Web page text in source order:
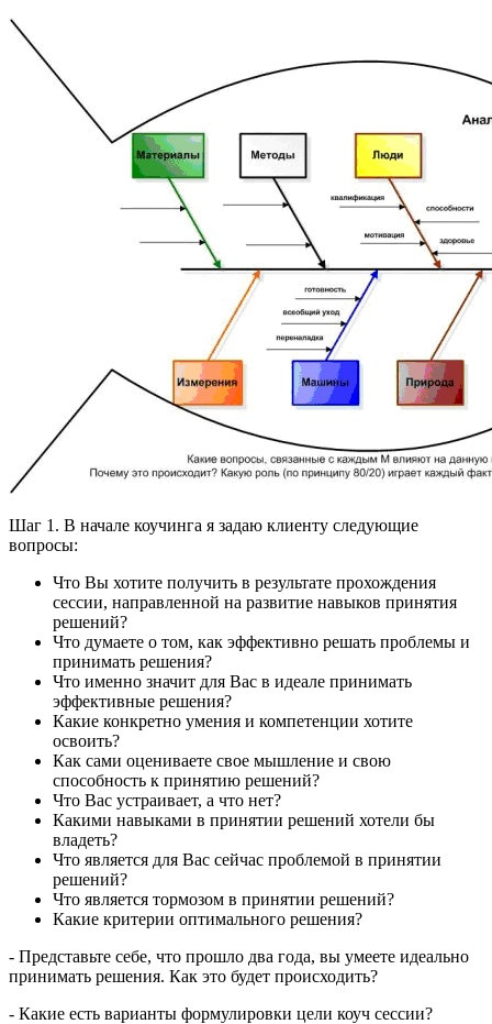
Шаг 1. В начале коучинга я задаю клиенту следующие
вопросы:
Что Вы хотите получить в результате прохождения
сессии, направленной на развитие навыков принятия
решений?
Что думаете о том, как эффективно решать проблемы и
принимать решения?
Что именно значит для Вас в идеале принимать
эффективные решения?
Какие конкретно умения и компетенции хотите
освоить?
Как сами оцениваете свое мышление и свою
способность к принятию решений?
Что Вас устраивает, а что нет?
Какими навыками в принятии решений хотели бы
владеть?
Что является для Вас сейчас проблемой в принятии
решений?
Что является тормозом в принятии решений?
Какие критерии оптимального решения?
- Представьте себе, что прошло два года, вы умеете идеально
принимать решения. Как это будет происходить?
- Какие есть варианты формулировки цели коуч сессии?